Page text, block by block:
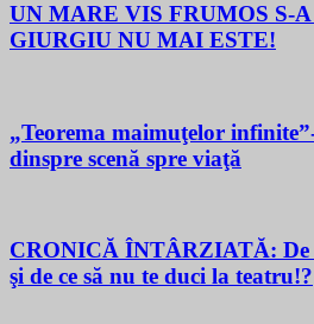
UN MARE VIS FRUMOS S-
GIURGIU NU MAI ESTE!
„Teorema maimuţelor
dinspre scenă spre viaţă
CRONICĂ ÎNTÂRZIATĂ: De
şi de ce să nu te duci la teatru!?